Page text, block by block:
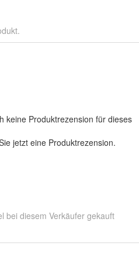
keine Produktrezension für dieses
jetzt eine Produktrezension.
bei diesem Verkäufer gekauft